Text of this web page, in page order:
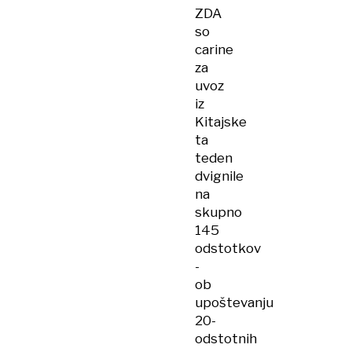
ZDA
so
carine
za
uvoz
iz
Kitajske
ta
teden
dvignile
na
skupno
145
odstotkov
-
ob
upoštevanju
20-
odstotnih